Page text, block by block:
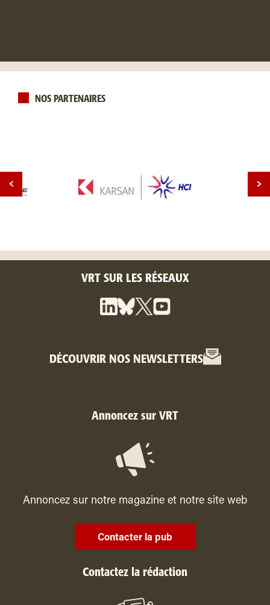
NOS PARTENAIRES
VRT SUR LES RÉSEAUX
DÉCOUVRIR NOS NEWSLETTERS
Annoncez sur VRT
Annoncez sur notre magazine et notre site web
Contacter la pub
Contactez la rédaction